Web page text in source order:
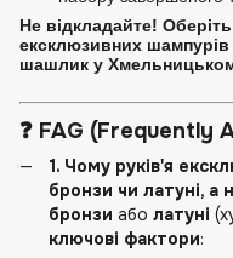
Не відкладайте!
ексклюзивних шампурів
шашлик у
❓ FAG (Frequently
1. Чому руків'я
бронзи чи латуні, а
бронзи або латуні
ключові фактори: